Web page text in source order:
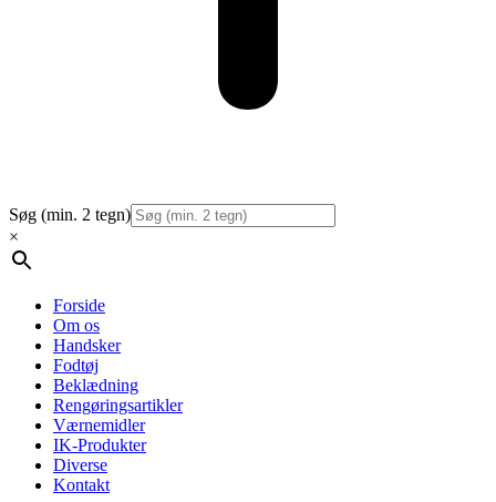
Søg (min. 2 tegn)
×
Forside
Om os
Handsker
Fodtøj
Beklædning
Rengøringsartikler
Værnemidler
IK-Produkter
Diverse
Kontakt